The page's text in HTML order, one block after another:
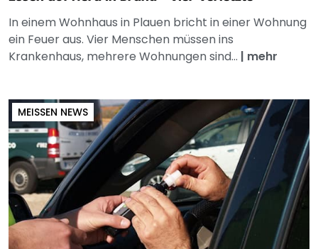
In einem Wohnhaus in Plauen bricht in einer Wohnung
ein Feuer aus. Vier Menschen müssen ins
Krankenhaus, mehrere Wohnungen sind... | mehr
MEISSEN NEWS